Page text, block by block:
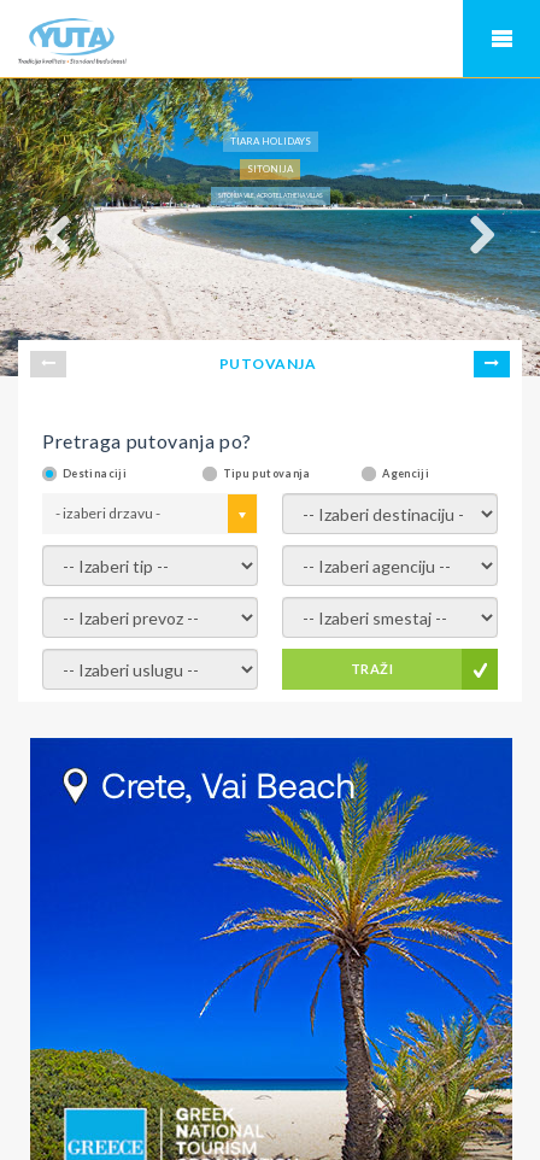
TIARA HOLIDAYS
SITONIJA
SITONIJA VILE, ACROTEL ATHENA VILLAS
PUTOVANJA
Pretraga putovanja po?
Destinaciji Tipu putovanja Agenciji
- izaberi drzavu - - izaberi destinaciju -
- izaberi tip - - izaberi agenciju -
- izaberi prevoz - - Izaberite smestaj -
- Izaberite uslugu - TRAŽI